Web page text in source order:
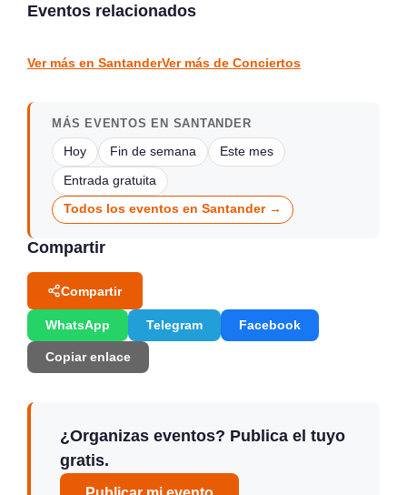
Eventos relacionados
Santander
Ver más en SantanderVer más de Conciertos
MÁS EVENTOS EN SANTANDER
Hoy Fin de semana Este mes
Entrada gratuita
Todos los eventos en Santander →
Compartir
Compartir
WhatsApp Telegram Facebook
Copiar enlace
¿Organizas eventos? Publica el tuyo
gratis.